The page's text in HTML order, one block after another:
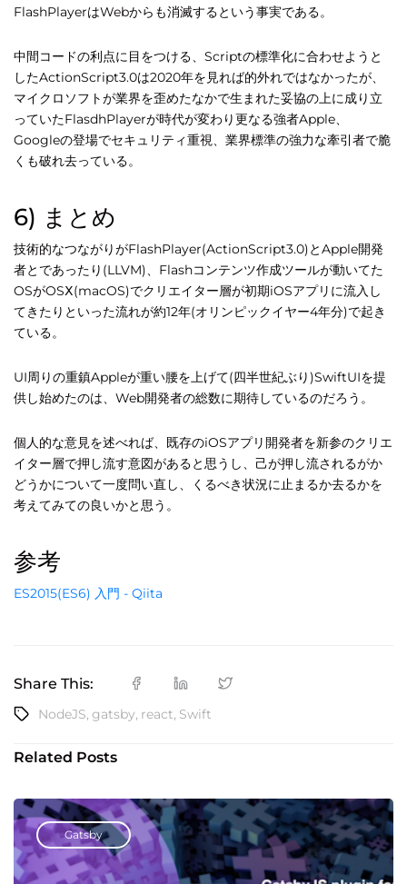
FlashPlayerはWebからも消滅するという事実である。
中間コードの利点に目をつける、Scriptの標準化に合わせようと
したActionScript3.0は2020年を見れば的外れではなかったが、
マイクロソフトが業界を歪めたなかで生まれた妥協の上に成り立
っていたFlasdhPlayerが時代が変わり更なる強者Apple、
Googleの登場でセキュリティ重視、業界標準の強力な牽引者で脆
くも破れ去っている。
6) まとめ
技術的なつながりがFlashPlayer(ActionScript3.0)とApple開発
者とであったり(LLVM)、Flashコンテンツ作成ツールが動いてた
OSがOSⅩ(macOS)でクリエイター層が初期iOSアプリに流入し
てきたりといった流れが約12年(オリンピックイヤー4年分)で起き
ている。
UI周りの重鎮Appleが重い腰を上げて(四半世紀ぶり)SwiftUIを提
供し始めたのは、Web開発者の総数に期待しているのだろう。
個人的な意見を述べれば、既存のiOSアプリ開発者を新参のクリエ
イター層で押し流す意図があると思うし、己が押し流されるがか
どうかについて一度問い直し、くるべき状況に止まるか去るかを
考えてみての良いかと思う。
参考
ES2015(ES6) 入門 - Qiita
Share This:
NodeJS, gatsby, react, Swift
Related Posts
Gatsby